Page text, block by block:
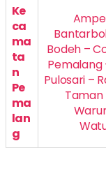
Ke
ca
ma
ta
n
Pe
ma
lan
g
Bodeh –
Pemalang
Pulosari –
Taman